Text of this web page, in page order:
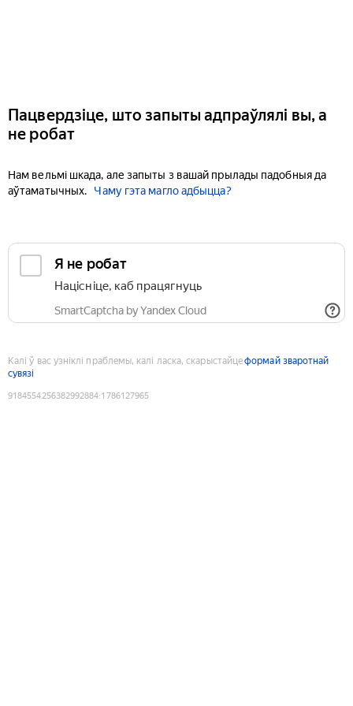
Пацвердзіце, што запыты адпраўлялі вы, а
не робат
Нам вельмі шкада, але запыты з вашай прылады падобныя да
аўтаматычных.
Чаму гэта магло адбыцца?
Я не робат
Націсніце, каб працягнуць
SmartCaptcha by Yandex Cloud
Калі ў вас узніклі праблемы, калі ласка, скарыстайцеформай зваротнай
сувязі
9184554256382992884:1786127965